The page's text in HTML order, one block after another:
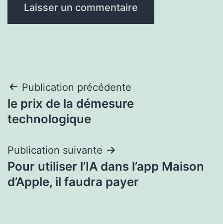
Navigation
de
Publication précédente
le prix de la démesure
technologique
Publication suivante
Pour utiliser l’IA dans l’app Maison
d’Apple, il faudra payer